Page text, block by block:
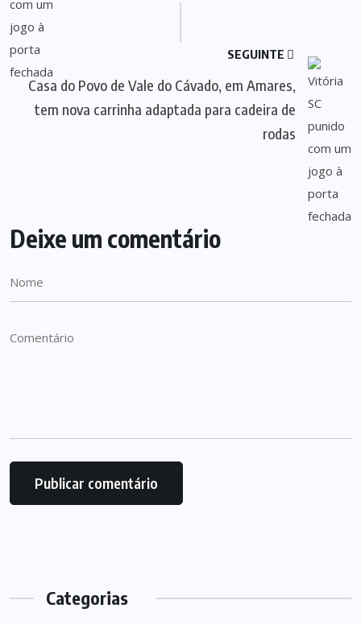
SEGUINTE
Casa do Povo de Vale do Cávado, em Amares,
tem nova carrinha adaptada para cadeira de
rodas
Deixe um comentário
Categorias